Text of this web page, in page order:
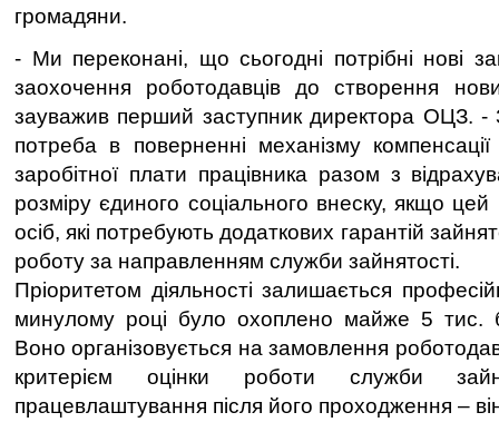
громадяни.
- Ми переконані, що сьогодні потрібні нові
заохочення роботодавців до створення
зауважив перший заступник директора ОЦЗ. -
потреба в поверненні механізму компенсації
заробітної плати працівника разом з
розміру єдиного соціального внеску, якщо цей
осіб, які потребують додаткових гарантій
роботу за направленням служби зайнятості.
Пріоритетом діяльності залишається
минулому році було охоплено майже 5 тис.
Воно організовується на замовлення
критерієм оцінки роботи служби
працевлаштування після його проходження –